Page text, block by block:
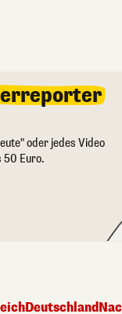
oder jedes Video
50 Euro.
Deutschland